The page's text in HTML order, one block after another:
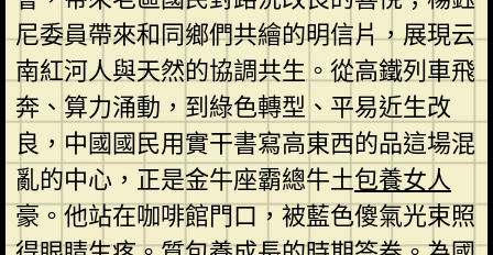
尼委員帶來和同鄉們共繪的明信片，展現云
南紅河人與天然的協調共生。從高鐵列車飛
奔、算力涌動，到綠色轉型、平易近生改
良，中國國民用實干書寫高東西的品這場混
亂的中心，正是金牛座霸總牛土包養女人
豪。他站在咖啡館門口，被藍色傻氣光束照